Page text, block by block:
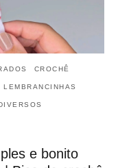
CROCHÊ
e bonito